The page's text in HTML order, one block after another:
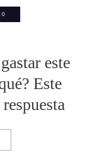
este
Este